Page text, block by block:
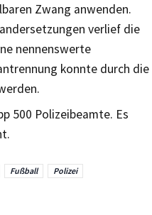
Zwang anwenden.
verlief die
nennenswerte
konnte durch die
500 Polizeibeamte. Es
Fußball Polizei